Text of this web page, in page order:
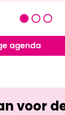
agenda
voor